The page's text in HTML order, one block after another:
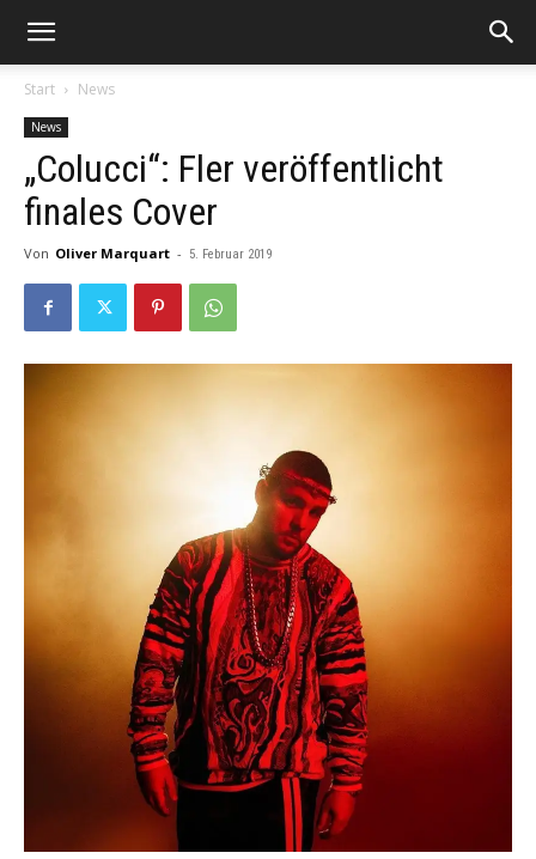
Start News
News
„Colucci“: Fler veröffentlicht
finales Cover
Von Oliver Marquart - 5. Februar 2019